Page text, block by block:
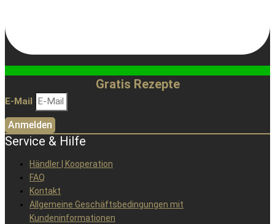
Gratis Rezepte
E-Mail
Anmelden
Service & Hilfe
Händler | Kooperation
FAQ
Kontakt
Allgemeine Geschäftsbedingungen mit
Kundeninformationen